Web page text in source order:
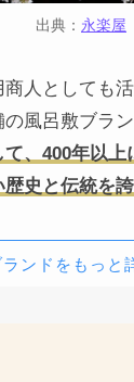
出典： 永楽屋
人としても
風呂敷ブラン
、400年以
史と伝統を
ランドをもっと